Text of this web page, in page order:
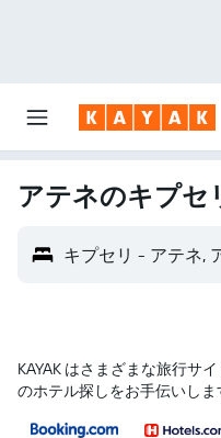
アテネのキプセ
キプセリ - アテネ,
KAYAK はさまざまな旅行サ
のホテル探しをお手伝いしま